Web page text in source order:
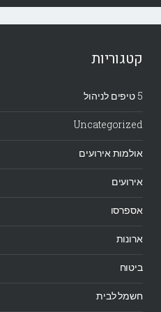
קטגוריות
5 טיפים לניהול
Uncategorized
אולמות אירועים
אירועים
אספרסו
ארונות
ביטוח
חשמל לבית